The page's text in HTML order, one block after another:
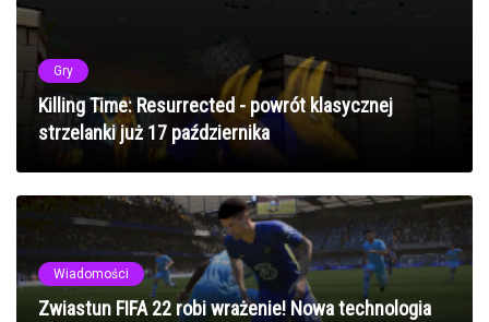
Gry
Killing Time: Resurrected - powrót klasycznej
strzelanki już 17 października
Wiadomości
Zwiastun FIFA 22 robi wrażenie! Nowa technologia